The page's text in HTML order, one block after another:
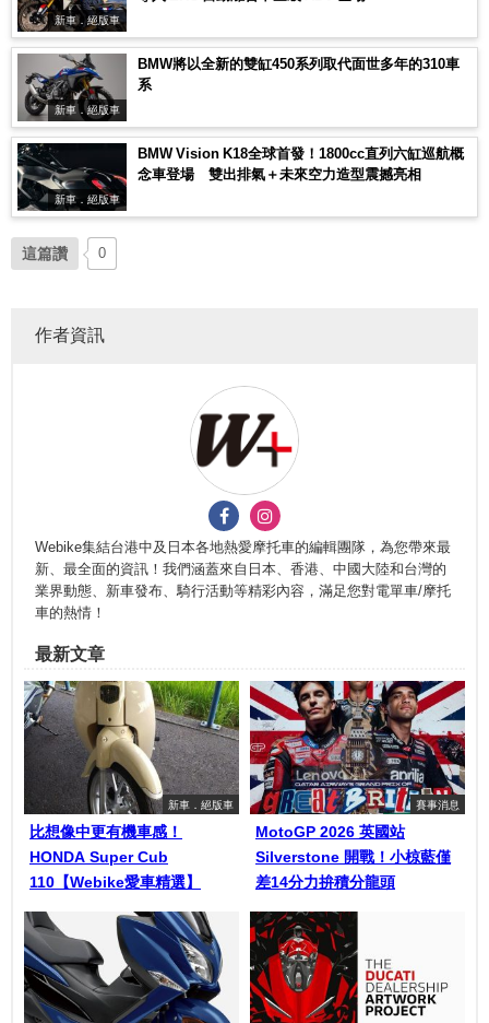
新車．絕版車
新車．絕版車
BMW將以全新的雙缸450系列取代面世多年的310車
系
新車．絕版車
BMW Vision K18全球首發！1800cc直列六缸巡航概
念車登場 雙出排氣＋未來空力造型震撼亮相
這篇讚 0
作者資訊
Webike集結台港中及日本各地熱愛摩托車的編輯團隊，為您帶來最
新、最全面的資訊！我們涵蓋來自日本、香港、中國大陸和台灣的
業界動態、新車發布、騎行活動等精彩內容，滿足您對電單車/摩托
車的熱情！
最新文章
新車．絕版車
比想像中更有機車感！
HONDA Super Cub
110【Webike愛車精選】
賽事消息
MotoGP 2026 英國站
Silverstone 開戰！小椋藍僅
差14分力拚積分龍頭